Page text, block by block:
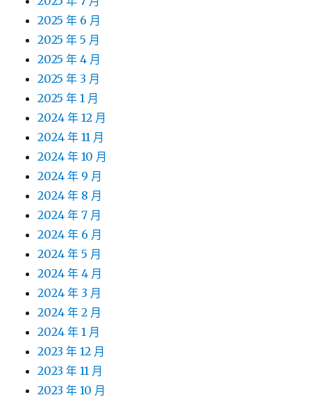
2025 年 6 月
2025 年 5 月
2025 年 4 月
2025 年 3 月
2025 年 1 月
2024 年 12 月
2024 年 11 月
2024 年 10 月
2024 年 9 月
2024 年 8 月
2024 年 7 月
2024 年 6 月
2024 年 5 月
2024 年 4 月
2024 年 3 月
2024 年 2 月
2024 年 1 月
2023 年 12 月
2023 年 11 月
2023 年 10 月